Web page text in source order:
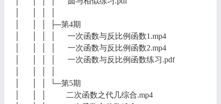
│ │ │ ├─第4期
│ │ │ │ 一次函数与反比例函数1.mp4
│ │ │ │ 一次函数与反比例函数2.mp4
│ │ │ │ 一次函数与反比例函数练习.pdf
│ │ │ └─第5期
│ │ │ 二次函数之代几综合.mp4